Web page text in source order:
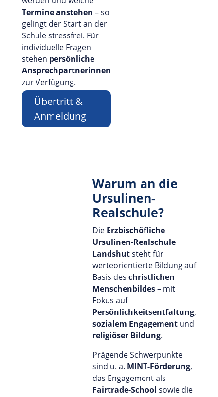
Termine anstehen – so
gelingt der Start an der
Schule stressfrei. Für
individuelle Fragen
stehen persönliche
Ansprechpartnerinnen
zur Verfügung.
Übertritt &
Anmeldung
Warum an die
Ursulinen-
Realschule?
Die Erzbischöfliche
Ursulinen-Realschule
Landshutsteht für
werteorientierte Bildung auf
Basis deschristlichen
Menschenbildes– mit
Fokus auf
Persönlichkeitsentfaltung,
sozialem Engagement und
religiöser Bildung.
Prägende Schwerpunkte
sind u. a. MINT-Förderung,
das Engagement als
Fairtrade-School sowie die